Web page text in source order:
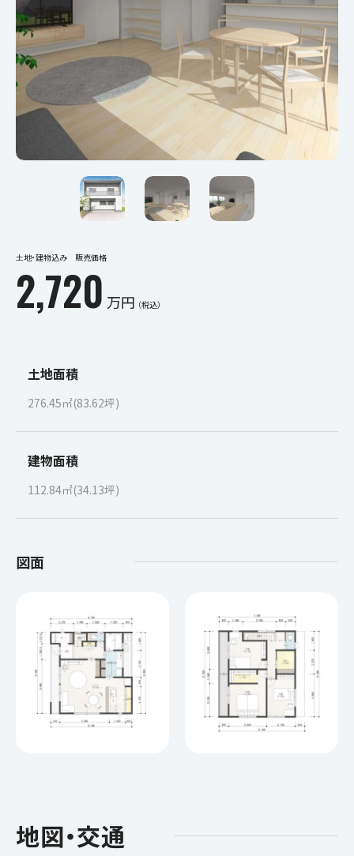
土地・建物込み 販売価格
2,720 万円 （税込）
土地面積
276.45㎡(83.62坪)
建物面積
112.84㎡(34.13坪)
図面
地図・交通